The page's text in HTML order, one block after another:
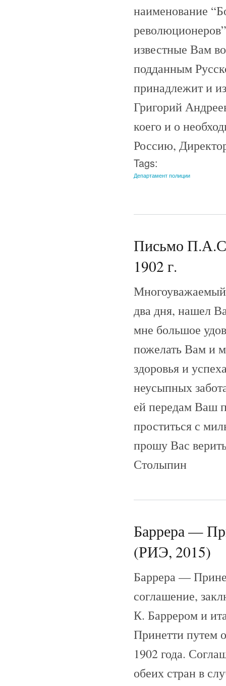
наименование
известные Вам
подданным
принадлежит и
Григорий
коего и о
Россию,
Tags:
Департамент полиции
Письмо
1902 г.
два дня, нашел
мне большое
пожелать Вам и
здоровья и
неусыпных
ей передам Ваш
проститься с
прошу Вас
Столыпин
Баррера —
(РИЭ, 2015)
Баррера —
соглашение,
К. Баррером и
Принетти путем
1902 года.
обеих стран в